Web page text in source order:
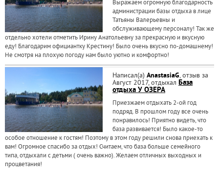
Выражаем огромную благодарность
администрации базы отдыха в лице
Татьяны Валерьевны и
обслуживающему персоналу! Так же
отдельно хотели отметить Ирину Анатольевну за прекрасную и вкусную
еду! Благодарим официантку Крестину! Было очень вкусно по-домашнему!
Не смотря на плохую погоду нам было уютно и комфортно!
Написал(а) AnastasiaG, отзыв за
Август 2017, отдыхал База
отдыха У ОЗЕРА
Приезжаем отдыхать 2-ой год
подряд. В прошлом году все очень
понравилось! Приятно видеть, что
база развивается! Было какое-то
особое отношение к гостям! Поэтому в этом году решили снова приехать к
вам! Огромное спасибо за отдых! Считаем, что база больше семейного
типа, отдыхали с детьми ( очень важно). Желаем отличных выходных и
процветания!